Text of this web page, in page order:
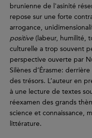
brunienne de l'asinité
repose sur une forte
arrogance,
positive (labeur, humilité,
culturelle a trop souvent
perspective ouverte par
Silènes d’Érasme:
des trésors. L’auteur en
à une lecture de textes
réexamen des grands
science et connaissance,
littérature.